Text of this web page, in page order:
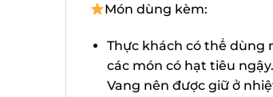
Món dùng kèm:
Thực khách có thể dùng
các món có hạt tiêu
Vang nên được giữ ở